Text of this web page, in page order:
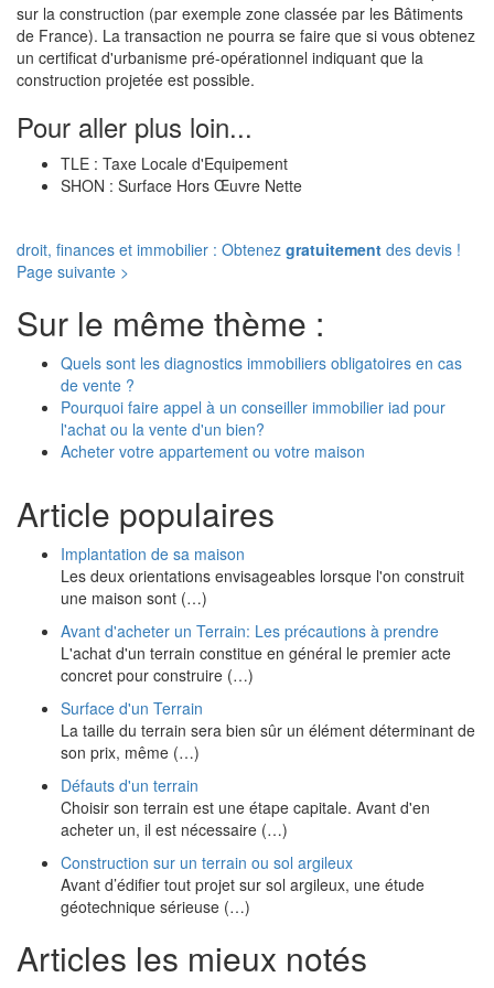
sur la construction (par exemple zone classée par les Bâtiments
de France). La transaction ne pourra se faire que si vous obtenez
un certificat d'urbanisme pré-opérationnel indiquant que la
construction projetée est possible.
Pour aller plus loin...
TLE : Taxe Locale d'Equipement
SHON : Surface Hors Œuvre Nette
droit, finances et immobilier : Obtenez gratuitement des devis !
Page suivante >
Sur le même thème :
Quels sont les diagnostics immobiliers obligatoires en cas
de vente ?
Pourquoi faire appel à un conseiller immobilier iad pour
l'achat ou la vente d'un bien?
Acheter votre appartement ou votre maison
Article populaires
Implantation de sa maison
Les deux orientations envisageables lorsque l'on construit
une maison sont (…)
Avant d'acheter un Terrain: Les précautions à prendre
L'achat d'un terrain constitue en général le premier acte
concret pour construire (…)
Surface d'un Terrain
La taille du terrain sera bien sûr un élément déterminant de
son prix, même (…)
Défauts d'un terrain
Choisir son terrain est une étape capitale. Avant d'en
acheter un, il est nécessaire (…)
Construction sur un terrain ou sol argileux
Avant d’édifier tout projet sur sol argileux, une étude
géotechnique sérieuse (…)
Articles les mieux notés